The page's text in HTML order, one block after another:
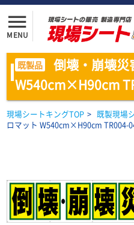
menu
MENU
既製品
倒壊・崩壊災
W540cm×H90cm
現場シートキングTOP > 既製現場
ロマット W540cm×H90cm TR004-